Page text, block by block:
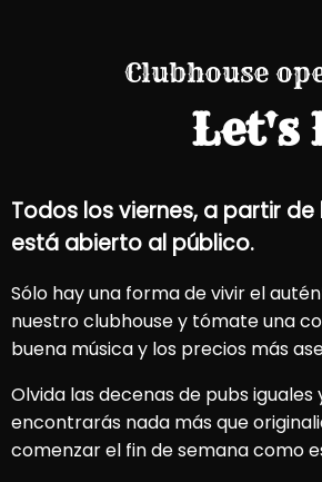
Clubhouse
Let's
Todos los viernes, a partir de
está abierto al público.
Sólo hay una forma de vivir el
nuestro clubhouse y tómate una
buena música y los precios más
Olvida las decenas de pubs
encontrarás nada más que
comenzar el fin de semana como